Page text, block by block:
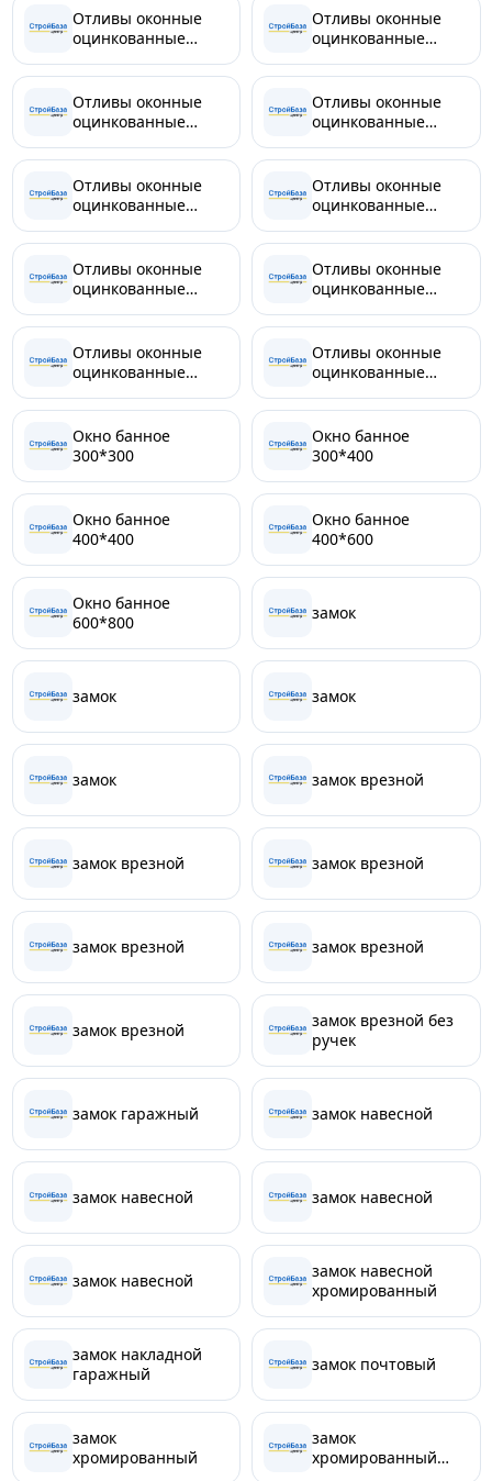
Отливы оконные
оцинкованные
Отливы оконные
оцинкованные
Отливы оконные
оцинкованные
Отливы оконные
оцинкованные
Отливы оконные
оцинкованные
Отливы оконные
оцинкованные
Отливы оконные
оцинкованные
Отливы оконные
оцинкованные
Отливы оконные
оцинкованные
Отливы оконные
оцинкованные
Окно банное
300*300
Окно банное
300*400
Окно банное
400*400
Окно банное
400*600
Окно банное
600*800
замок
замок замок
замок замок врезной
замок врезной замок врезной
замок врезной замок врезной
замок врезной
замок врезной без
ручек
замок гаражный замок навесной
замок навесной замок навесной
замок навесной
замок навесной
хромированный
замок накладной
гаражный
замок почтовый
замок
хромированный
замок
хромированный